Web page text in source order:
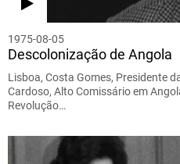
1975-08-05
Descolonização de Angola
Lisboa, Costa Gomes, Presidente
Cardoso, Alto Comissário em
Revolução…